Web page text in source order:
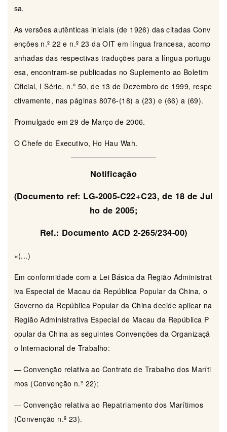
sa.
As versões autênticas iniciais (de 1926) das citadas Conv
enções n.º 22 e n.º 23 da OIT em língua francesa, acomp
anhadas das respectivas traduções para a língua portugu
esa, encontram-se publicadas no Suplemento ao Boletim
Oficial, I Série, n.º 50, de 13 de Dezembro de 1999, respe
ctivamente, nas páginas 8076-(18) a (23) e (66) a (69).
Promulgado em 29 de Março de 2006.
O Chefe do Executivo, Ho Hau Wah.
Notificação
(Documento ref: LG-2005-C22+C23, de 18 de Jul
ho de 2005;
Ref.: Documento ACD 2-265/234-00)
«(...)
Em conformidade com a Lei Básica da Região Administrat
iva Especial de Macau da República Popular da China, o
Governo da República Popular da China decide aplicar na
Região Administrativa Especial de Macau da República P
opular da China as seguintes Convenções da Organizaçã
o Internacional de Trabalho:
— Convenção relativa ao Contrato de Trabalho dos Maríti
mos (Convenção n.º 22);
— Convenção relativa ao Repatriamento dos Marítimos
(Convenção n.º 23).